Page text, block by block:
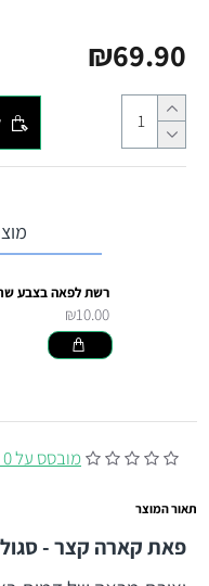
מובסס על 0 דירוגים.
₪69.90
רשת לפאה בצבע
₪10.00
תאור המוצר
פאת קארה קצר -